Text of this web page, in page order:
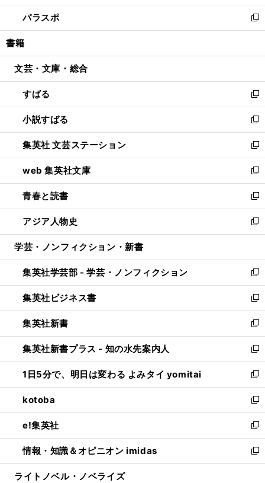
ウ
で
開
ン
ド
ウ
開
ウ
ィ
ン
ウ
開
く
し
い
ウ
ン
ウ
で
開
く
パラスポ
新
し
ウ
ン
ド
ウ
で
開
く
書籍
文芸・文庫・総合
すばる
新
し
い
ウ
ィ
ン
ド
ウ
で
開
く
小説すばる
新
し
い
ウ
ィ
ン
ド
ウ
で
開
集英社 文芸ステーション
新
し
い
ウ
ィ
ン
ド
ウ
開
く
web 集英社文庫
新
し
い
ウ
ィ
ン
ウ
で
開
く
青春と読書
新
し
い
ウ
ン
ド
ウ
で
開
く
アジア人物史
新
し
ウ
ィ
ン
ド
ウ
で
開
く
学芸・ノンフィクション・新書
集英社学芸部 - 学芸・ノンフィクション
新
し
い
ウ
ィ
ン
ド
ウ
で
開
く
集英社ビジネス書
新
し
い
ウ
ィ
ン
ド
ウ
で
開
く
集英社新書
新
し
い
ウ
ィ
ン
ド
ウ
で
開
く
集英社新書プラス - 知の水先案内人
新
し
い
ウ
ィ
ン
ド
ウ
で
開
1日5分で、明日は変わる よみタイ yomitai
新
し
い
ウ
ィ
ン
ド
ウ
kotoba
新
し
い
ウ
ィ
ン
e!集英社
新
し
い
ウ
情報・知識＆オピニオン imidas
新
し
ライトノベル・ノベライズ